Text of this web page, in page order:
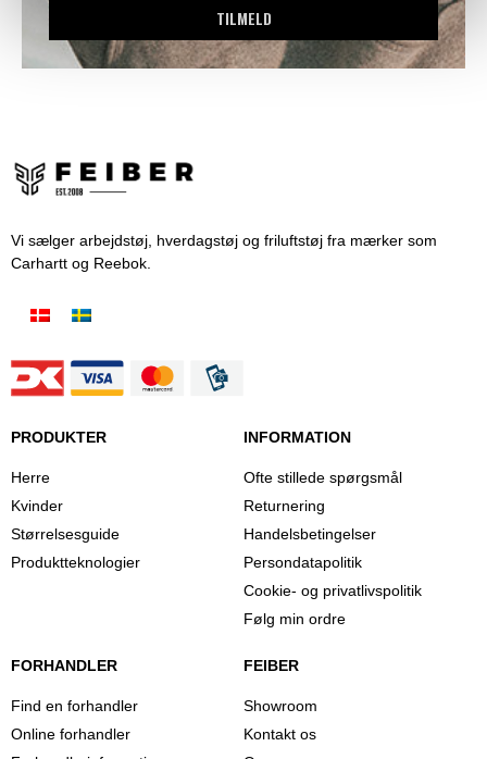
TILMELD
Vi sælger arbejdstøj, hverdagstøj og friluftstøj fra mærker som
Carhartt og Reebok.
PRODUKTER
Herre
Kvinder
Størrelsesguide
Produktteknologier
INFORMATION
Ofte stillede spørgsmål
Returnering
Handelsbetingelser
Persondatapolitik
Cookie- og privatlivspolitik
Følg min ordre
FORHANDLER
Find en forhandler
Online forhandler
FEIBER
Showroom
Kontakt os